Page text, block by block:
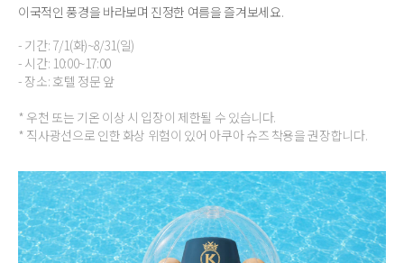
이국적인 풍경을 바라보며 진정한 여름을 즐겨보세요.
- 기간: 7/1(화)~8/31(일)
- 시간: 10:00~17:00
- 장소: 호텔 정문 앞
* 우천 또는 기온 이상 시 입장이 제한될 수 있습니다.
* 직사광선으로 인한 화상 위험이 있어 아쿠아 슈즈 착용을 권장합니다.